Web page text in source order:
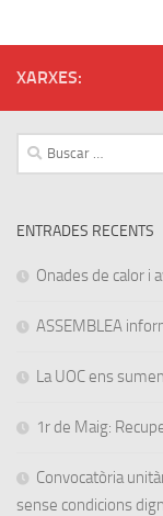
XARXES:
Buscar:
ENTRADES RECENTS
Onades de calor i
ASSEMBLEA
La UOC ens
1r de Maig:
Convocatòria
sense condicions